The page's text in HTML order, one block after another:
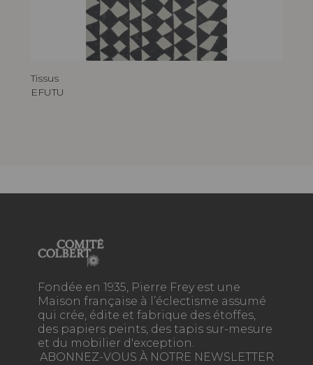
Tissus
EFUTU
Fondée en 1935, Pierre Frey est une
Maison française à l’éclectisme assumé
qui crée, édite et fabrique des étoffes,
des papiers peints, des tapis sur-mesure
et du mobilier d'exception.
ABONNEZ-VOUS À NOTRE NEWSLETTER